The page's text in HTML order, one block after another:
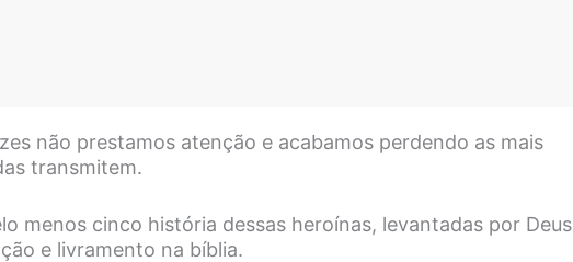
não prestamos atenção e acabamos perdendo as mais
transmitem.
menos cinco história dessas heroínas, levantadas por Deus
e livramento na bíblia.